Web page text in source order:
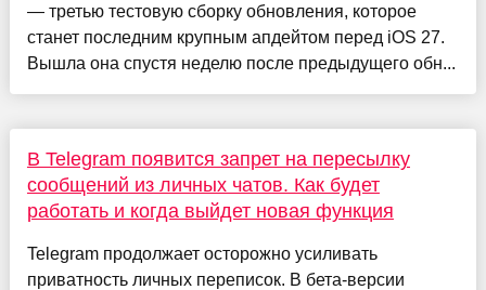
— третью тестовую сборку обновления, которое
станет последним крупным апдейтом перед iOS 27.
Вышла она спустя неделю после предыдущего обн...
В Telegram появится запрет на пересылку
сообщений из личных чатов. Как будет
работать и когда выйдет новая функция
Telegram продолжает осторожно усиливать
приватность личных переписок. В бета-версии